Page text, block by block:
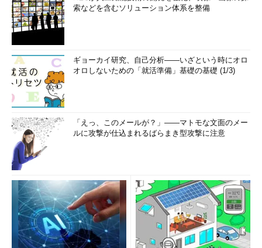
索などを含むソリューション体系を整備
ギョーカイ研究、自己分析――いざという時にオロ
オロしないための「就活準備」基礎の基礎 (1/3)
「えっ、このメールが？」――マトモな文面のメー
ルに攻撃が仕込まれるばらまき型攻撃に注意